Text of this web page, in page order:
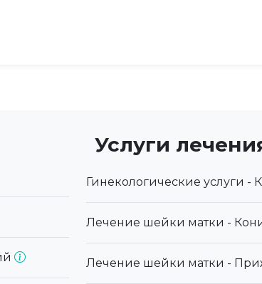
Услуги
Гинекологические услуги -
Лечение шейки матки -
Лечение шейки матки -